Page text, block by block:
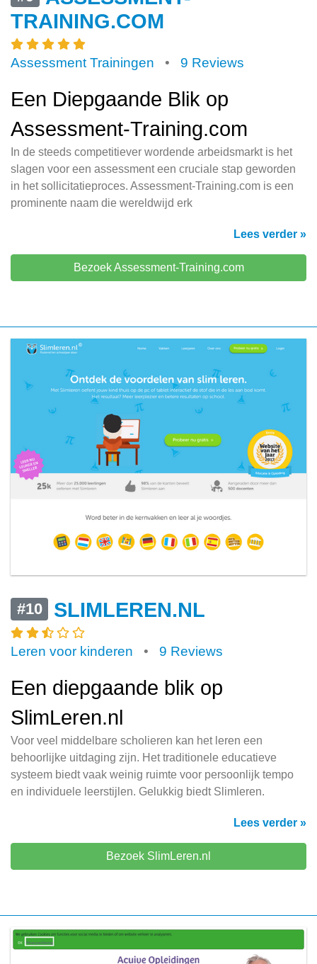
TRAINING.COM
Assessment Trainingen • 9 Reviews
Een Diepgaande Blik op
Assessment-Training.com
In de steeds competitiever wordende arbeidsmarkt is het
slagen voor een assessment een cruciale stap geworden
in het sollicitatieproces. Assessment-Training.com is een
prominente naam die wereldwijd erk
Lees verder »
Bezoek Assessment-Training.com
#10 SLIMLEREN.NL
Leren voor kinderen • 9 Reviews
Een diepgaande blik op
SlimLeren.nl
Voor veel middelbare scholieren kan het leren een
behoorlijke uitdaging zijn. Het traditionele educatieve
systeem biedt vaak weinig ruimte voor persoonlijk tempo
en individuele leerstijlen. Gelukkig biedt Slimleren.
Lees verder »
Bezoek SlimLeren.nl